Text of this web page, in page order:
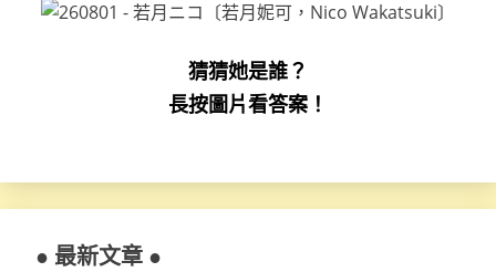
猜猜她是誰？
長按圖片看答案！
● 最新文章 ●